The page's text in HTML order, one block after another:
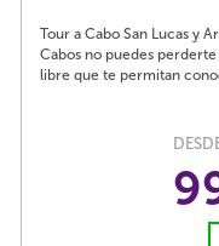
Tour a Cabo San Lucas y
Cabos no puedes
libre que te permitan